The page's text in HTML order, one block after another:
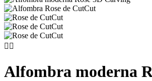
 
Alfombra moderna